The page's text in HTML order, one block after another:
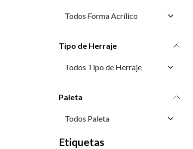
Tipo de Herraje
Paleta
Etiquetas